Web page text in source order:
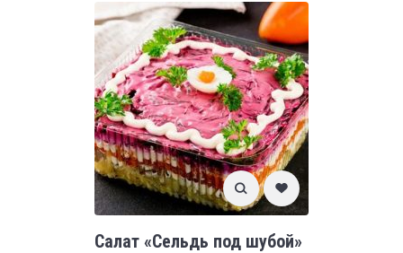
Салат «Сельдь под шубой»